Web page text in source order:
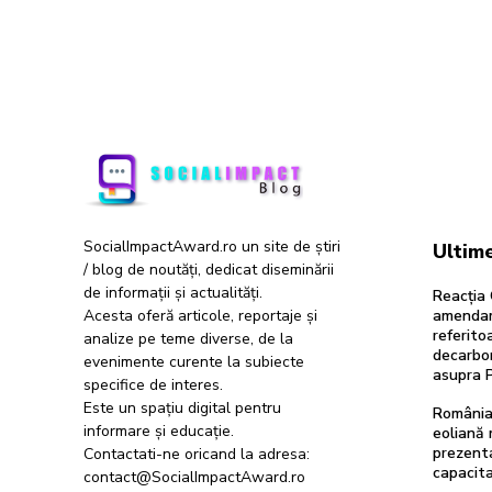
SocialImpactAward.ro un site de știri
/ blog de noutăți, dedicat diseminării
de informații și actualități.
Acesta oferă articole, reportaje și
analize pe teme diverse, de la
evenimente curente la subiecte
specifice de interes.
Este un spațiu digital pentru
informare și educație.
Contactati-ne oricand la adresa:
contact@SocialImpactAward.ro
Reacția
asupra
eoliană